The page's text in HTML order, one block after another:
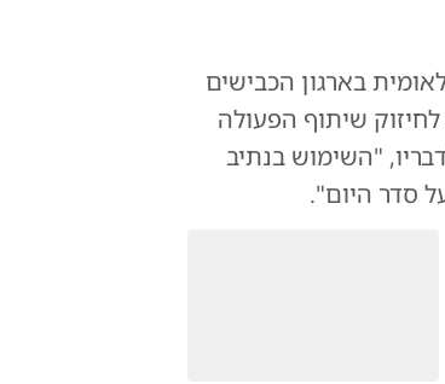
בארגון הכבישים
שיתוף הפעולה
"השימוש בנתיב
סדר היום".